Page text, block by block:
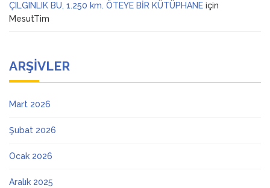
ÇILGINLIK BU, 1.250 km. ÖTEYE BİR KÜTÜPHANE için
MesutTim
ARŞIVLER
Mart 2026
Şubat 2026
Ocak 2026
Aralık 2025